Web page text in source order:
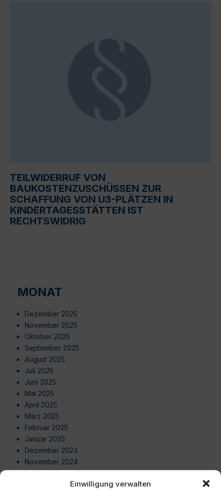
Einwilligung verwalten
TEILWIDERRUF VON
BAUKOSTENZUSCHÜSSEN ZUR
SCHAFFUNG VON U3-PLÄTZEN IN
KINDERTAGESSTÄTTEN IST
RECHTSWIDRIG
MONAT
Dezember 2025
November 2025
Oktober 2025
September 2025
August 2025
Juli 2025
Juni 2025
Mai 2025
April 2025
März 2025
Februar 2025
Januar 2025
Dezember 2024
November 2024
Oktober 2024
September 2024